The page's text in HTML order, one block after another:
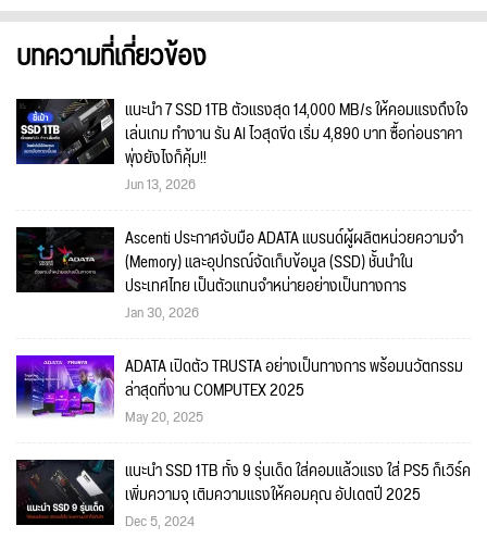
บทความที่เกี่ยวข้อง
แนะนำ 7 SSD 1TB ตัวแรงสุด 14,000 MB/s ให้คอมแรงถึงใจ
เล่นเกม ทำงาน รัน AI ไวสุดขีด เริ่ม 4,890 บาท ซื้อก่อนราคา
พุ่งยังไงก็คุ้ม!!
Jun 13, 2026
Ascenti ประกาศจับมือ ADATA แบรนด์ผู้ผลิตหน่วยความจำ
(Memory) และอุปกรณ์จัดเก็บข้อมูล (SSD) ชั้นนำใน
ประเทศไทย เป็นตัวแทนจำหน่ายอย่างเป็นทางการ
Jan 30, 2026
ADATA เปิดตัว TRUSTA อย่างเป็นทางการ พร้อมนวัตกรรม
ล่าสุดที่งาน COMPUTEX 2025
May 20, 2025
แนะนำ SSD 1TB ทั้ง 9 รุ่นเด็ด ใส่คอมแล้วแรง ใส่ PS5 ก็เวิร์ค
เพิ่มความจุ เติมความแรงให้คอมคุณ อัปเดตปี 2025
Dec 5, 2024